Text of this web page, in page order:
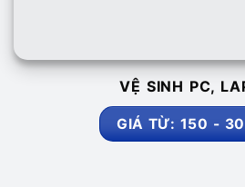
VỆ SINH PC,
GIÁ TỪ: 150 -